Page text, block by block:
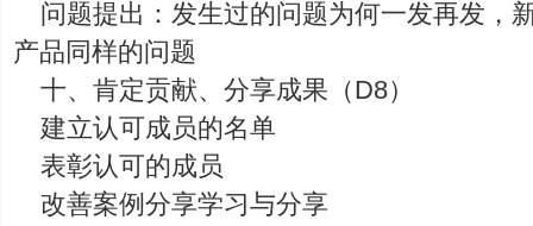
问题提出：发生过的问题为何一发再发，
产品同样的问题
十、肯定贡献、分享成果（D8）
建立认可成员的名单
表彰认可的成员
改善案例分享学习与分享